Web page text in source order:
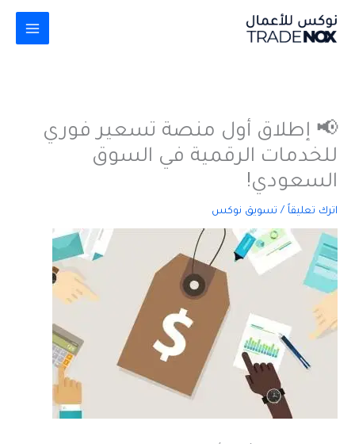
المحتوى
📢 إطلاق أول منصة تسعير فوري
للخدمات الرقمية في السوق
السعودي!
اترك تعليقاً / تسويق نوكس